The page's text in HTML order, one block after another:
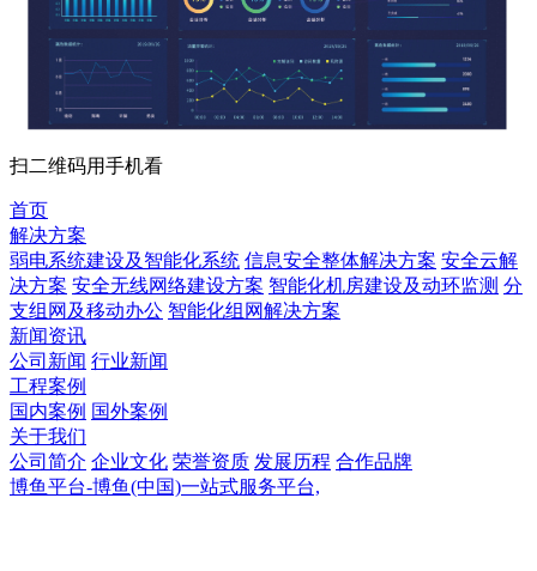
扫二维码用手机看
首页
解决方案
弱电系统建设及智能化系统 信息安全整体解决方案 安全云解
决方案 安全无线网络建设方案 智能化机房建设及动环监测 分
支组网及移动办公 智能化组网解决方案
新闻资讯
公司新闻 行业新闻
工程案例
国内案例 国外案例
关于我们
公司简介 企业文化 荣誉资质 发展历程 合作品牌
博鱼平台-博鱼(中国)一站式服务平台,